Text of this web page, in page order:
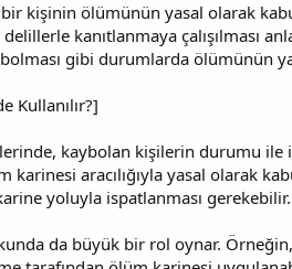
kişinin ölümünün yasal olarak
kanıtlanmaya çalışılması
gibi durumlarda ölümünün
Kullanılır?]
kaybolan kişilerin durumu
karinesi aracılığıyla yasal olarak
yoluyla ispatlanması
da büyük bir rol oynar.